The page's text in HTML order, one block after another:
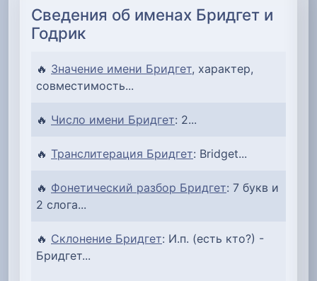
Сведения об именах Бридгет и
Годрик
🔥 Значение имени Бридгет, характер,
совместимость...
🔥 Число имени Бридгет: 2...
🔥 Транслитерация Бридгет: Bridget...
🔥 Фонетический разбор Бридгет: 7 букв и
2 слога...
🔥 Склонение Бридгет: И.п. (есть кто?) -
Бридгет...